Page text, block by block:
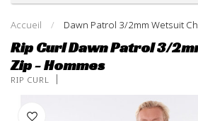
Accueil / Dawn Patrol 3/2mm Wetsuit
Rip Curl Dawn Patrol 3/
Zip - Hommes
RIP CURL